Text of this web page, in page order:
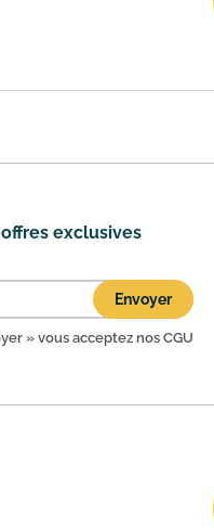
acheté. Elle
offres exclusives
Envoyer
» vous acceptez nosCGU